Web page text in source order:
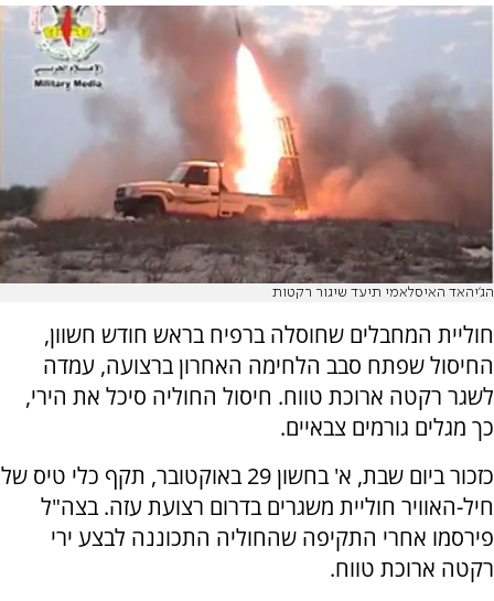
הג'יהאד האיסלאמי תיעד שיגור רקטות
חוליית המחבלים שחוסלה ברפיח בראש חודש חשוון,
החיסול שפתח סבב הלחימה האחרון ברצועה, עמדה
לשגר רקטה ארוכת טווח. חיסול החוליה סיכל את הירי,
כך מגלים גורמים צבאיים.
כזכור ביום שבת, א' בחשון 29 באוקטובר, תקף כלי טיס של
חיל-האוויר חוליית משגרים בדרום רצועת עזה. בצה"ל
פירסמו אחרי התקיפה שהחוליה התכוננה לבצע ירי
רקטה ארוכת טווח.